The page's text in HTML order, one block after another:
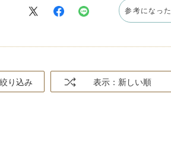
参考になった
絞り込み 表示：新しい順